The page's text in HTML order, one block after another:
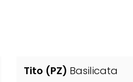
Tito (PZ) Basilicata